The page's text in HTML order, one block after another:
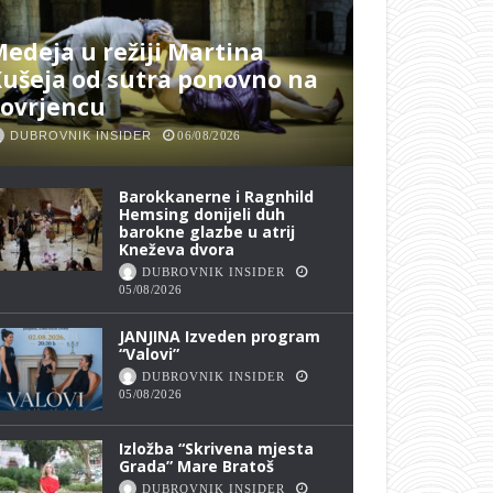
u režiji Martina
od sutra ponovno na
DUBROVNIK INSIDER 06/08/2026
Barokkanerne i Ragnhild
Hemsing donijeli duh
barokne glazbe u atrij
Kneževa dvora
DUBROVNIK INSIDER
05/08/2026
JANJINA Izveden program
“Valovi”
DUBROVNIK INSIDER
05/08/2026
Izložba “Skrivena mjesta
Grada” Mare Bratoš
DUBROVNIK INSIDER